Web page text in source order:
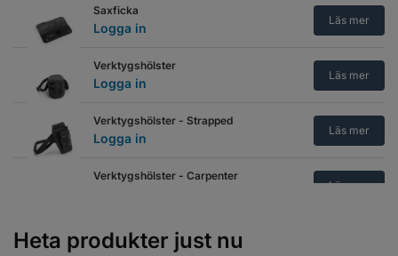
Saxficka
Logga in
Läs mer
Verktygshölster
Logga in
Läs mer
Verktygshölster - Strapped
Logga in
Läs mer
Verktygshölster - Carpenter
Läs mer
Verktygshölster - Fast draw
Logga in
Heta produkter just nu